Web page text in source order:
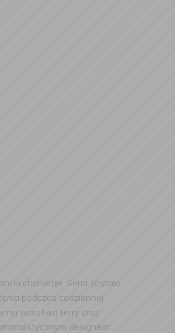
charakter. Seria została
podczas codziennej
warstwą terry oraz
designem